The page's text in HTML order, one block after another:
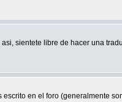
sientete libre de hacer una
en el foro (generalmente